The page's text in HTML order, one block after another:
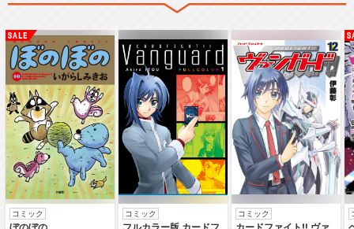
コミック コミック コミック